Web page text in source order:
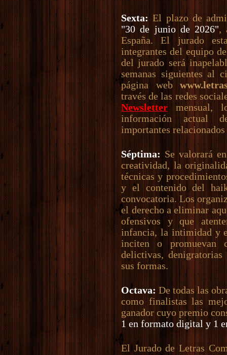
Sexta: El plazo de
"30 de junio de 2026",
España. El jurado
integrantes del equipo
del jurado será
semanas siguientes al
página web
través de las redes
Newsletter mensual,
información actual
importantes
Séptima: Se valorará
creatividad, la
técnicas y
y el contenido del
convocatoria. Los
el derecho a eliminar
ofensivos y que
infancia, la intimidad y
inciten o promuevan
delictivas,
sus formas.
Octava: De todas las
como finalistas las
ganador cuyo premio
1 en formato digital y 1
El Jurado de Letras